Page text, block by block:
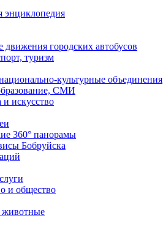
энциклопедия
движения городских автобусов
туризм
культурные объединения
СМИ
и искусство
360° панорамы
Бобруйска
и общество